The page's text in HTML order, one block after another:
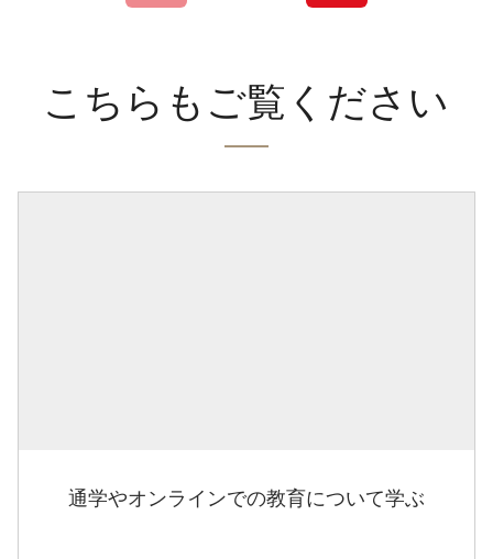
こちらもご覧ください
通学やオンラインでの教育について学ぶ